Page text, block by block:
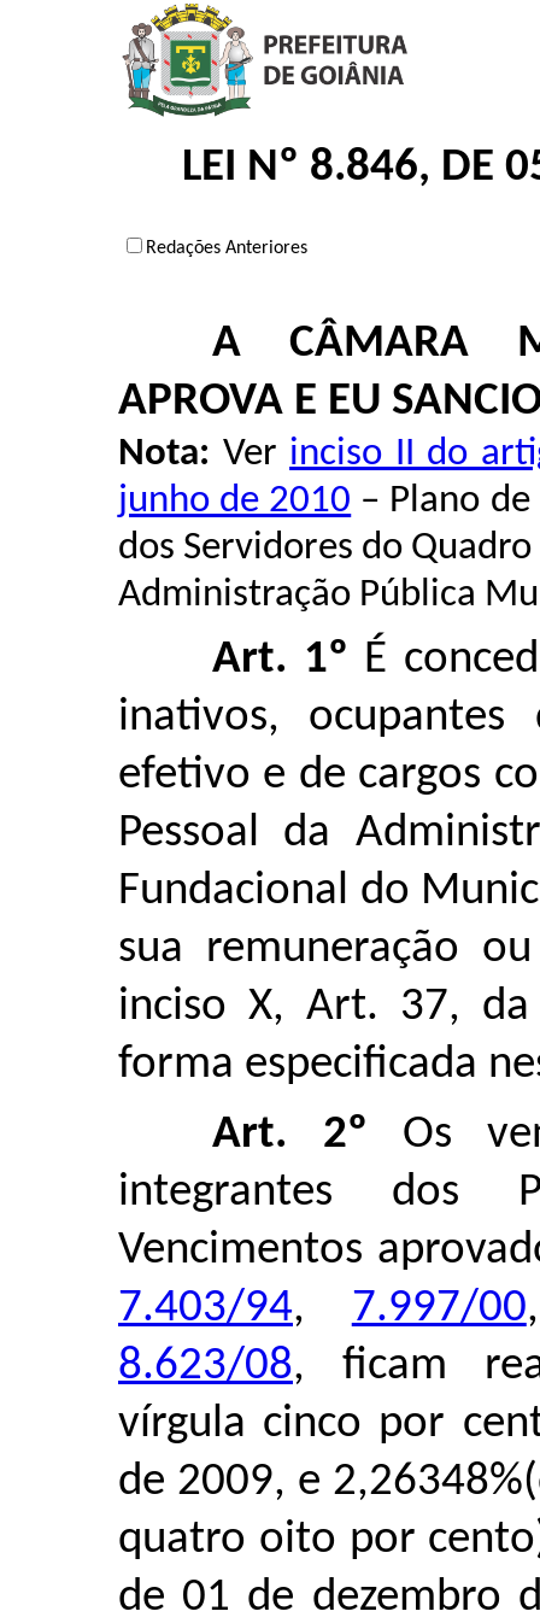
LEI Nº 8.846, DE
Redações Anteriores
A CÂMARA
APROVA E EU
Nota: Ver inciso II do
junho de 2010 – Plano
dos Servidores do
Administração Pública
Art. 1º É
inativos,
efetivo e de cargos
Pessoal da
Fundacional do
sua remuneração
inciso X, Art. 37,
forma especificada
Art. 2º Os
integrantes dos
Vencimentos
7.403/94, 7.997/00
8.623/08, ficam
vírgula cinco por
de 2009, e
quatro oito por
de 01 de dezembro